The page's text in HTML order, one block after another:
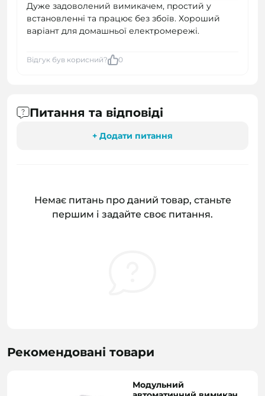
Дуже задоволений вимикачем, простий у
встановленні та працює без збоїв. Хороший
варіант для домашньої електромережі.
Відгук був корисний? 0
Питання та відповіді
+ Додати питання
Немає питань про даний товар, станьте
першим і задайте своє питання.
Рекомендовані товари
Модульний